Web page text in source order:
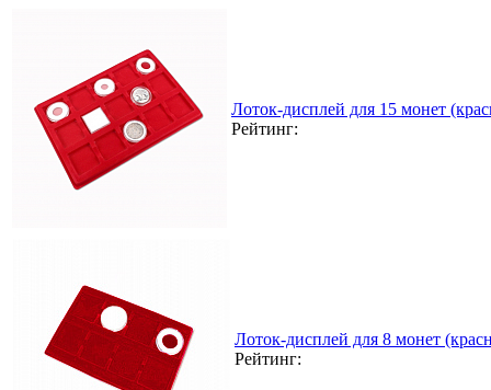
Лоток-дисплей для 15 монет
Рейтинг:
Лоток-дисплей для 8 монет
Рейтинг: